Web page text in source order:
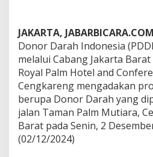
B
e
r
s
a
a
R
o
y
JAKARTA, JABARBICARA.COM
Donor Darah Indonesia
melalui Cabang Jakarta
Royal Palm Hotel and
Cengkareng mengadakan
berupa Donor Darah yang
jalan Taman Palm Mutiara,
Barat pada Senin, 2
(02/12/2024)